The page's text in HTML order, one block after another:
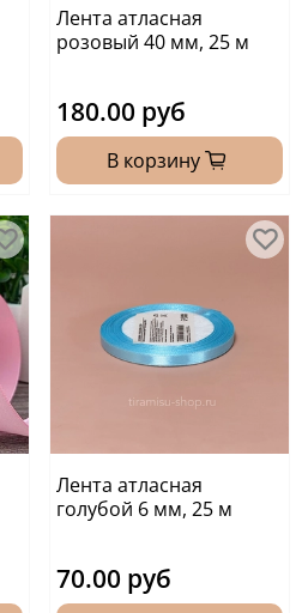
Лента атласная
розовый 40 мм, 25 м
180.00 руб
В корзину
Лента атласная
голубой 6 мм, 25 м
70.00 руб